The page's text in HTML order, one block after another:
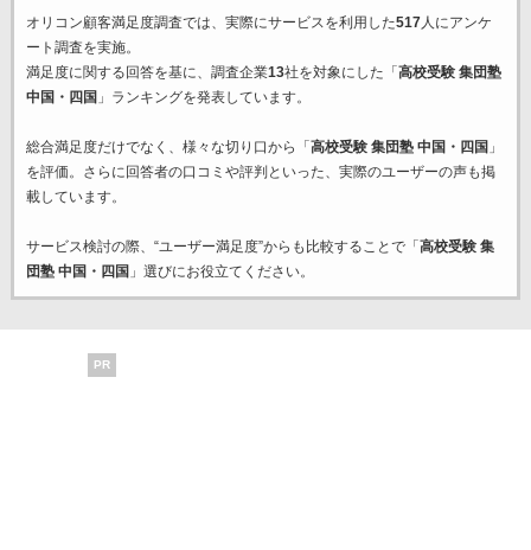
オリコン顧客満足度調査では、実際にサービスを利用した517人にアンケ
ート調査を実施。
満足度に関する回答を基に、調査企業13社を対象にした「 高校受験 集団塾
中国・四国 」ランキングを発表しています。
総合満足度だけでなく、様々な切り口から「 高校受験 集団塾 中国・四国 」
を評価。さらに回答者の口コミや評判といった、実際のユーザーの声も掲
載しています。
サービス検討の際、“ユーザー満足度”からも比較することで「 高校受験 集
団塾 中国・四国 」選びにお役立てください。
PR